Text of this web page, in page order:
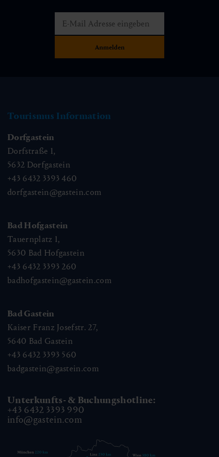
Tourismus Information
Dorfgastein
Dorfstraße 1,
5632 Dorfgastein
+43 6432 3393 460
dorfgastein@gastein.com
Bad Hofgastein
Tauernplatz 1,
5630 Bad Hofgastein
+43 6432 3393 260
badhofgastein@gastein.com
Bad Gastein
Kaiser Franz Josefstr. 27,
5640 Bad Gastein
+43 6432 3393 560
badgastein@gastein.com
Unterkunfts- & Buchungshotline:
+43 6432 3393 990
info@gastein.com